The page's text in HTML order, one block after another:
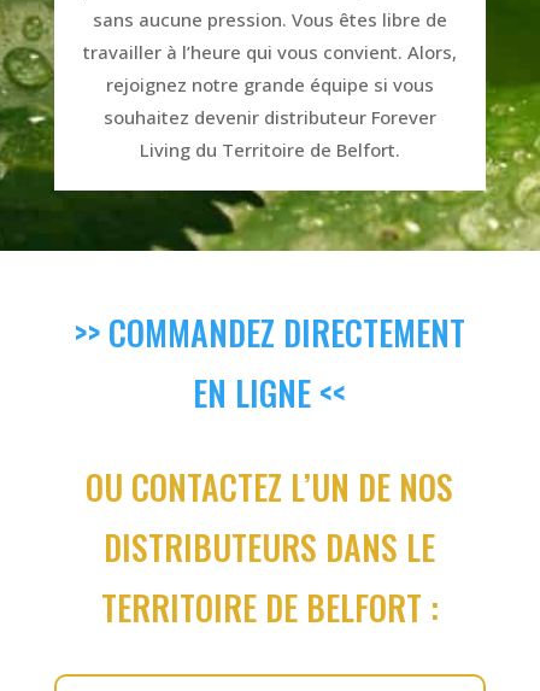
sans aucune pression. Vous êtes libre de
travailler à l’heure qui vous convient. Alors,
rejoignez notre grande équipe si vous
souhaitez devenir distributeur Forever
Living du Territoire de Belfort.
>> COMMANDEZ DIRECTEMENT
EN LIGNE <<
OU CONTACTEZ L’UN DE NOS
DISTRIBUTEURS DANS LE
TERRITOIRE DE BELFORT :